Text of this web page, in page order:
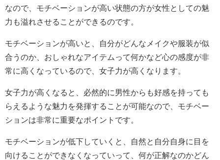
なので、モチベーションが高い状態の方が女性としての魅
力も溢れさせることができるのです。
モチベーションが高いと、自分がどんなメイクや服装が似
合うのか、おしゃれなアイテムって何かなど心の感度が非
常に高くなっているので、女子力が高くなります。
女子力が高くなると、必然的に男性からも好感を持っても
らえるような魅力を発揮することが可能なので、モチベー
ションは非常に重要なポイントです。
モチベーションが低下していくと、自然と自分自身に目を
向けることができなくなっていって、何が正解なのかどん